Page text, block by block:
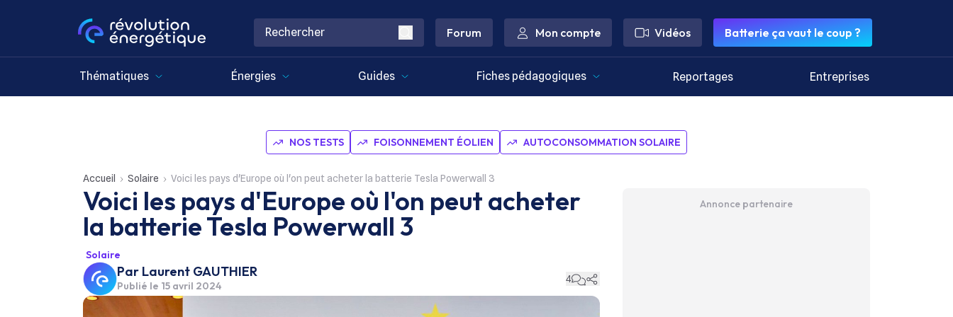
Forum Mon compte Vidéos Batterie ça vaut le coup ?
Thématiques Énergies Guides Fiches pédagogiques Reportages Entreprises
NOS TESTS FOISONNEMENT ÉOLIEN AUTOCONSOMMATION SOLAIRE
Accueil Solaire Voici les pays d'Europe où l'on peut acheter la batterie Tesla Powerwall 3
Voici les pays d'Europe où l'on peut acheter
la batterie Tesla Powerwall 3
Solaire
Par Laurent GAUTHIER
Publié le 15 avril 2024
4
Annonce partenaire